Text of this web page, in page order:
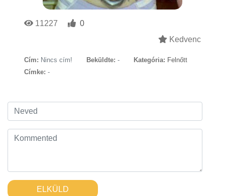
11227
0
Kedvenc
Cím: Nincs cím! Beküldte: - Kategória: Felnőtt
Címke: -
ELKÜLD